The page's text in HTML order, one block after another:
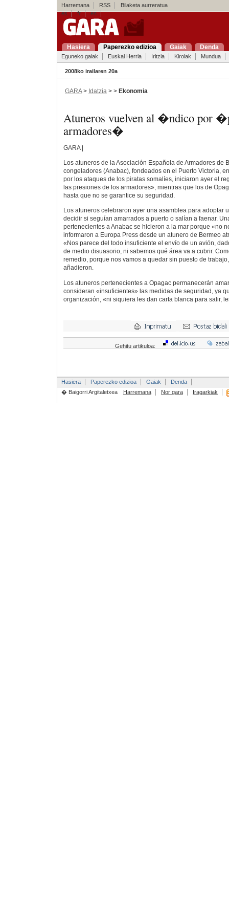
Harremana RSS
Bilaketa aurreratua
es
fr en
Hasiera Paperezko edizioa Gaiak Denda
Eguneko gaiak Euskal Herria Iritzia Kirolak Mundua
2008ko irailaren 20a
GARA> Idatzia > > Ekonomia
Atuneros vuelven al �ndico por
armadores�
GARA |
Los atuneros de la Asociación Española de Armadores de
congeladores (Anabac), fondeados en el Puerto Victoria,
por los ataques de los piratas somalíes, iniciaron ayer el
las presiones de los armadores», mientras que los de
hasta que no se garantice su seguridad.
Los atuneros celebraron ayer una asamblea para adoptar
decidir si seguían amarrados a puerto o salían a faenar.
pertenecientes a Anabac se hicieron a la mar porque «no
informaron a Europa Press desde un atunero de Bermeo
«Nos parece del todo insuficiente el envío de un avión,
de medio disuasorio, ni sabemos qué área va a cubrir.
remedio, porque nos vamos a quedar sin puesto de
añadieron.
Los atuneros pertenecientes a Opagac permanecerán
consideran «insuficientes» las medidas de seguridad, ya
organización, «ni siquiera les dan carta blanca para salir,
Gehitu artikuloa:
Hasiera Paperezko edizioa Gaiak
Denda
� Baigorri Argitaletxea
Harremana Nor gara Iragarkiak